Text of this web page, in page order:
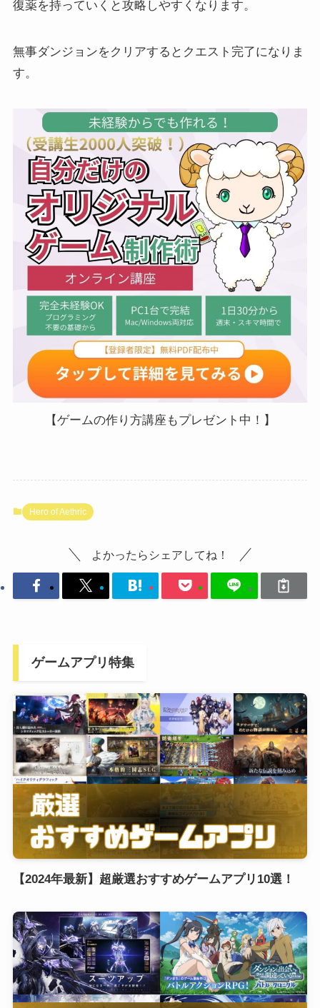
復薬を持っていくと攻略しやすくなります。
無事ダンジョンをクリアするとクエスト完了になりま
す。
【ゲームの作り方講座もプレゼント中！】
Hero of Aethric
よかったらシェアしてね！
ゲームアプリ特集
【2024年最新】超厳選おすすめゲームアプリ10選！